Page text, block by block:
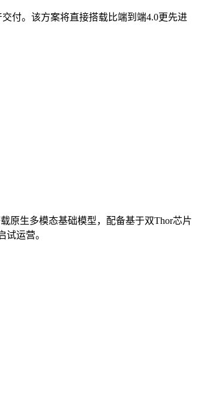
付。该方案将直接搭载比端到端4.0更先进
原生多模态基础模型，配备基于双Thor芯片
运营。